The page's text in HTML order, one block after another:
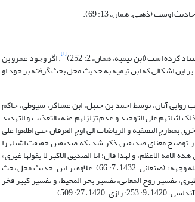
اوست (ذهبی، همان، 13: 69).
است (ابن تیمیه، همان، 2: 252) [1] . اگر وجود عمرو بن
این اشکالی که ابن تیمیه به حدیث محل بحث گرفته بر خود او
آنان، توسط احمد بن حنبل، ابن عساکر، سیوطی، حاکم
علی التوحید و عدم تزلزلهم عنه بالتعذیب و التهدید
التصفیه و الریاضات الی اوج العرفان حتی اطلعوا علی
مقدمه، از علامه طباطبایی در توضیح معنای صدیقین ذکر شد، که صدیقین حقیقت اشیاء را
پس از نقل این حدیث، درباره حضرت علی7می‌نویسد: «فهو صدیق هذه الامه الاعظم، و لهذا قال: انا الصدیق الاکبر لا یقولها غیری»
(مناوی، 1408، 2: 205). امیر صنعانی، دیگر عالم اهل سنت، ذیل حدیث محل بحث آورده است: «کفی له شرفاً بهذا، کرم الله وجهه» (صنعانی، 1432، 7: 66). علاوه بر این، حدیث محل بحث
تفسیر روح المعانی، تفسیر بحر المحیط، و تفسیر کبیر فخر